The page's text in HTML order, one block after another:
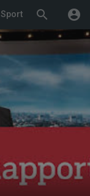
search account_circle
Sport